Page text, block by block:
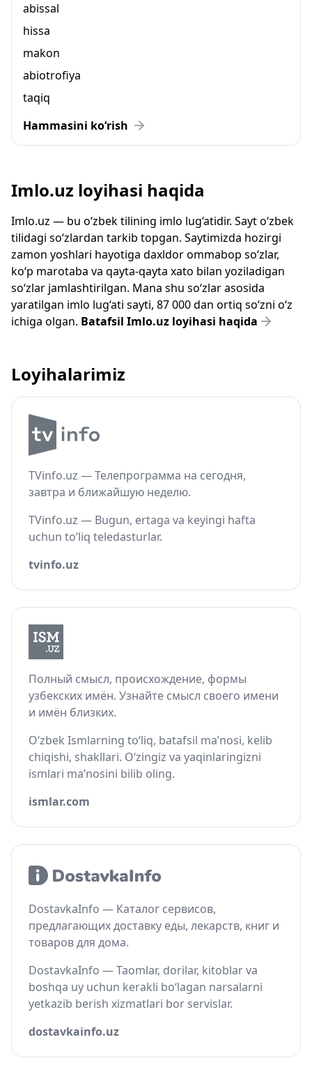
abissal
hissa
makon
abiotrofiya
taqiq
Hammasini ko‘rish
Imlo.uz loyihasi haqida
Imlo.uz — bu o‘zbek tilining imlo lug‘atidir. Sayt o‘zbek
tilidagi so‘zlardan tarkib topgan. Saytimizda hozirgi
zamon yoshlari hayotiga daxldor ommabop so‘zlar,
ko‘p marotaba va qayta-qayta xato bilan yoziladigan
so‘zlar jamlashtirilgan. Mana shu so‘zlar asosida
yaratilgan imlo lug‘ati sayti, 87 000 dan ortiq so‘zni o‘z
ichiga olgan. Batafsil Imlo.uz loyihasi haqida
Loyihalarimiz
TVinfo.uz — Телепрограмма на сегодня,
завтра и ближайшую неделю.
TVinfo.uz — Bugun, ertaga va keyingi hafta
uchun to‘liq teledasturlar.
tvinfo.uz
Полный смысл, происхождение, формы
узбекских имён. Узнайте смысл своего имени
и имён близких.
O‘zbek Ismlarning to‘liq, batafsil ma’nosi, kelib
chiqishi, shakllari. O‘zingiz va yaqinlaringizni
ismlari ma’nosini bilib oling.
ismlar.com
DostavkaInfo — Каталог сервисов,
предлагающих доставку еды, лекарств, книг и
товаров для дома.
DostavkaInfo — Taomlar, dorilar, kitoblar va
boshqa uy uchun kerakli bo‘lagan narsalarni
yetkazib berish xizmatlari bor servislar.
dostavkainfo.uz